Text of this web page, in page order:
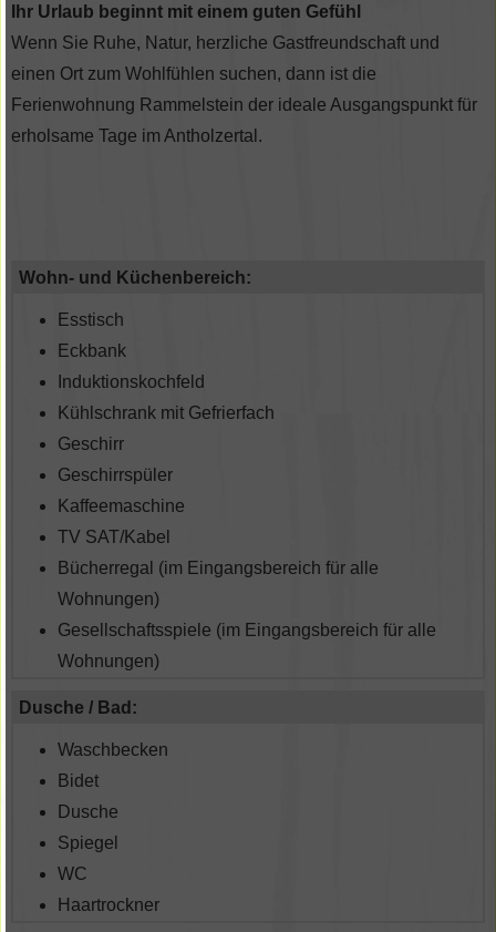
Ihr Urlaub beginnt mit einem guten Gefühl
Wenn Sie Ruhe, Natur, herzliche Gastfreundschaft und
einen Ort zum Wohlfühlen suchen, dann ist die
Ferienwohnung Rammelstein der ideale Ausgangspunkt für
erholsame Tage im Antholzertal.
Wohn- und Küchenbereich:
Esstisch
Eckbank
Induktionskochfeld
Kühlschrank mit Gefrierfach
Geschirr
Geschirrspüler
Kaffeemaschine
TV SAT/Kabel
Bücherregal (im Eingangsbereich für alle
Wohnungen)
Gesellschaftsspiele (im Eingangsbereich für alle
Wohnungen)
Dusche / Bad:
Waschbecken
Bidet
Dusche
Spiegel
WC
Haartrockner